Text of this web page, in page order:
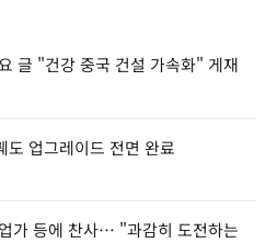
글 "건강 중국 건설 가속화" 게재
도 업그레이드 전면 완료
가 등에 찬사… "과감히 도전하는